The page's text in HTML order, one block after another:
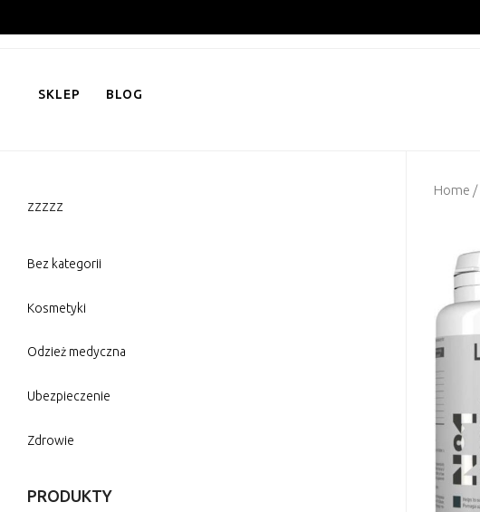
to
SKLEP BLOG
Home /
zzzzz
Bez kategorii
Kosmetyki
Odzież medyczna
Ubezpieczenie
Zdrowie
PRODUKTY